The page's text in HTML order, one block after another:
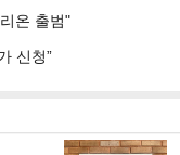
온 출범"
신청”